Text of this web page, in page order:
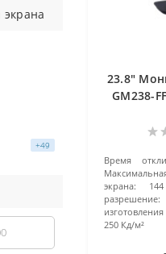
экрана
+49
23.8"
GM238-
Время
экрана:
разрешение:
250 Кд/м²